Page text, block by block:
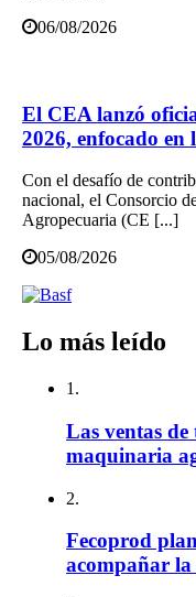
06/08/2026
El CEA lanzó
2026, enfocado en
Con el desafío de
nacional, el Consorcio
Agropecuaria (CE [...]
05/08/2026
Lo más leído
1.
Las ventas
maquinaria
2.
Fecoprod
acompañar